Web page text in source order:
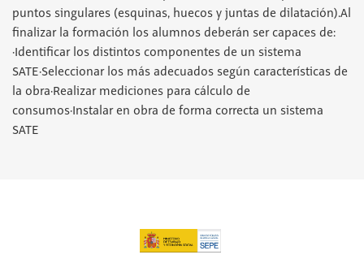
puntos singulares (esquinas, huecos y juntas de dilatación).Al
finalizar la formación los alumnos deberán ser capaces de:
·Identificar los distintos componentes de un sistema
SATE·Seleccionar los más adecuados según características de
la obra·Realizar mediciones para cálculo de
consumos·Instalar en obra de forma correcta un sistema
SATE